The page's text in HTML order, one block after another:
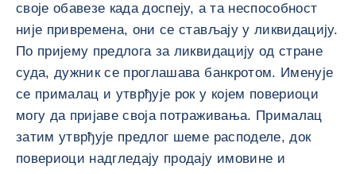
своје обавезе када доспеју, а та неспособност
није привремена, они се стављају у ликвидацију.
По пријему предлога за ликвидацију од стране
суда, дужник се проглашава банкротом. Именује
се прималац и утврђује рок у којем повериоци
могу да пријаве своја потраживања. Прималац
затим утврђује предлог шеме расподеле, док
повериоци надгледају продају имовине и